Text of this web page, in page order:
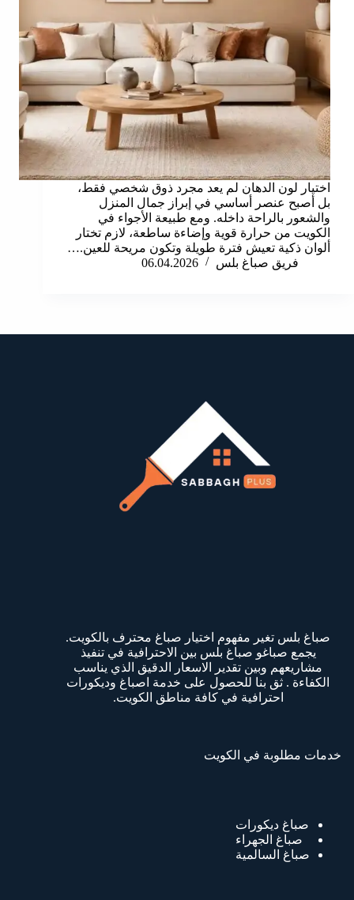
اختيار لون الدهان لم يعد مجرد ذوق شخصي فقط،
بل أصبح عنصر أساسي في إبراز جمال المنزل
والشعور بالراحة داخله. ومع طبيعة الأجواء في
الكويت من حرارة قوية وإضاءة ساطعة، لازم تختار
ألوان ذكية تعيش فترة طويلة وتكون مريحة للعين.…
فريق صباغ بلس
06.04.2026
صباغ بلس تغير مفهوم اختيار صباغ محترف بالكويت.
يجمع صباغو صباغ بلس بين الاحترافية في تنفيذ
مشاريعهم وبين تقدير الاسعار الدقيق الذي يناسب
الكفاءة . ثق بنا للحصول على خدمة اصباغ وديكورات
احترافية في كافة مناطق الكويت.
خدمات مطلوبة في الكويت
صباغ ديكورات
صباغ الجهراء
صباغ السالمية